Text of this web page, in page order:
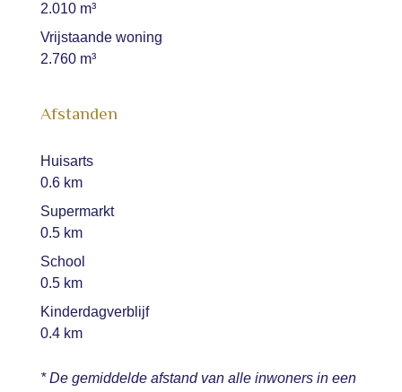
2.010 m³
Vrijstaande woning
2.760 m³
Afstanden
Huisarts
0.6 km
Supermarkt
0.5 km
School
0.5 km
Kinderdagverblijf
0.4 km
* De gemiddelde afstand van alle inwoners in een